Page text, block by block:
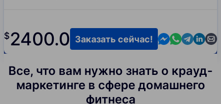
$2400.0 Contact us in
Contact us
Contact
Заказать сейчас!
Все, что вам нужно знать о крауд-
маркетинге в сфере домашнего
фитнеса